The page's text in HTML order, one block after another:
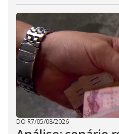
DO R7/05/08/2026